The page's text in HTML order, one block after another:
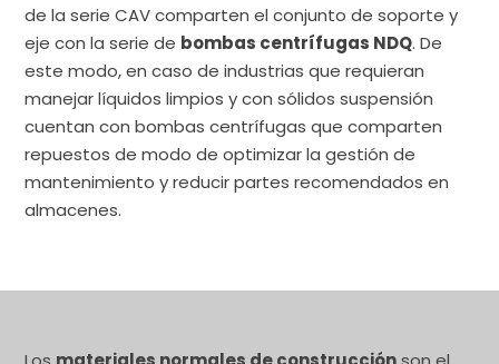
de la serie CAV comparten el conjunto de soporte y
eje con la serie de bombas centrífugas NDQ. De
este modo, en caso de industrias que requieran
manejar líquidos limpios y con sólidos suspensión
cuentan con bombas centrífugas que comparten
repuestos de modo de optimizar la gestión de
mantenimiento y reducir partes recomendados en
almacenes.